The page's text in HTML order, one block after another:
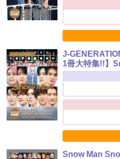
J-
1冊大特集!!】
Snow Man